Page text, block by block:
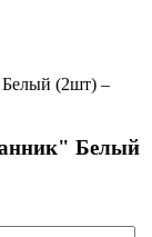
Белый